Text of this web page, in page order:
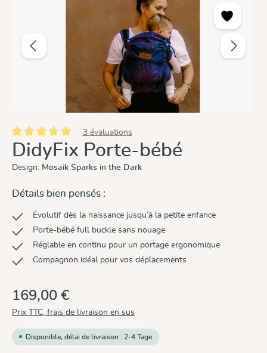
Note moyenne de 5 sur 5 étoiles
3 évaluations
DidyFix Porte-bébé
Design: Mosaik Sparks in the Dark
Détails bien pensés :
Évolutif dès la naissance jusqu’à la petite enfance
Porte-bébé full buckle sans nouage
Réglable en continu pour un portage ergonomique
Compagnon idéal pour vos déplacements
169,00 €
Prix TTC, frais de livraison en sus
Disponible, délai de livraison : 2-4 Tage